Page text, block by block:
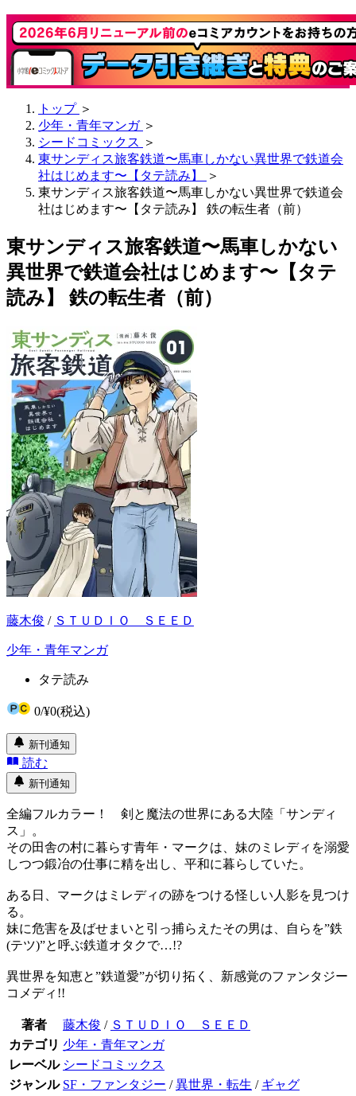
トップ ＞
少年・青年マンガ ＞
シードコミックス ＞
東サンディス旅客鉄道〜馬車しかない異世界で鉄道会
社はじめます〜【タテ読み】
＞
東サンディス旅客鉄道〜馬車しかない異世界で鉄道会
社はじめます〜【タテ読み】 鉄の転生者（前）
東サンディス旅客鉄道〜馬車しかない
異世界で鉄道会社はじめます〜【タテ
読み】 鉄の転生者（前）
藤木俊 / ＳＴＵＤＩＯ ＳＥＥＤ
少年・青年マンガ
タテ読み
0/¥0(税込)
新刊通知
読む
新刊通知
全編フルカラー！ 剣と魔法の世界にある大陸「サンディ
ス」。
その田舎の村に暮らす青年・マークは、妹のミレディを溺愛
しつつ鍛冶の仕事に精を出し、平和に暮らしていた。
ある日、マークはミレディの跡をつける怪しい人影を見つけ
る。
妹に危害を及ばせまいと引っ捕らえたその男は、自らを”鉄
(テツ)”と呼ぶ鉄道オタクで…!?
異世界を知恵と”鉄道愛”が切り拓く、新感覚のファンタジー
コメディ!!
著者 藤木俊 / ＳＴＵＤＩＯ ＳＥＥＤ
カテゴリ 少年・青年マンガ
レーベル シードコミックス
ジャンル SF・ファンタジー /異世界・転生 / ギャグ